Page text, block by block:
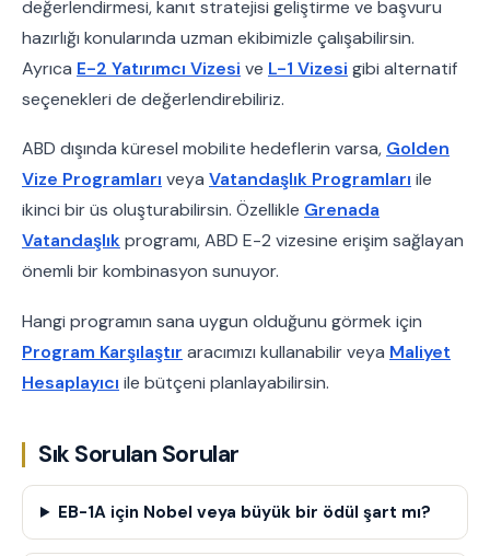
değerlendirmesi, kanıt stratejisi geliştirme ve başvuru
hazırlığı konularında uzman ekibimizle çalışabilirsin.
Ayrıca E-2 Yatırımcı Vizesi ve L-1 Vizesi gibi alternatif
seçenekleri de değerlendirebiliriz.
ABD dışında küresel mobilite hedeflerin varsa, Golden
Vize Programları veya Vatandaşlık Programları ile
ikinci bir üs oluşturabilirsin. Özellikle Grenada
Vatandaşlıkprogramı, ABD E-2 vizesine erişim sağlayan
önemli bir kombinasyon sunuyor.
Hangi programın sana uygun olduğunu görmek için
Program Karşılaştır aracımızı kullanabilir veya Maliyet
Hesaplayıcı ile bütçeni planlayabilirsin.
Sık Sorulan Sorular
EB-1A için Nobel veya büyük bir ödül şart mı?